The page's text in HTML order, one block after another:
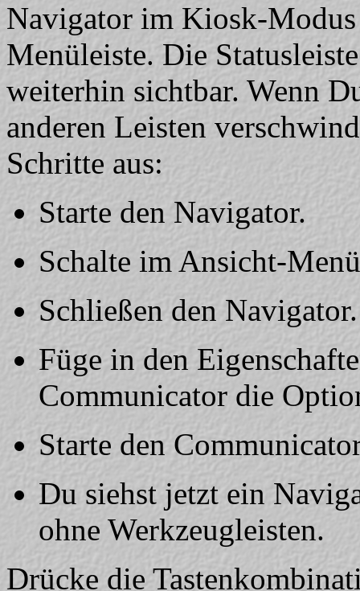
Navigator im Kiosk-
Menüleiste. Die
weiterhin sichtbar. Wenn
anderen Leisten
Schritte aus:
Starte den Navigator.
Schalte im Ansicht-
Schließen den Navigator.
Füge in den
Communicator die
Starte den
Du siehst jetzt ein
ohne Werkzeugleisten.
Drücke die